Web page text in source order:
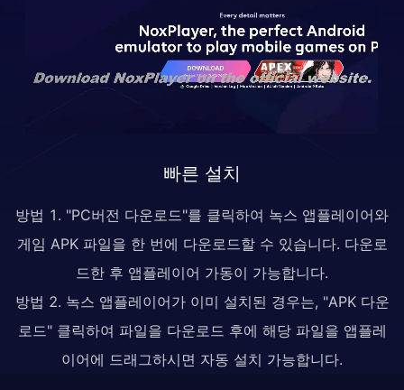
빠른 설치
방법 1. "PC버전 다운로드"를 클릭하여 녹스 앱플레이어와
게임 APK 파일을 한 번에 다운로드할 수 있습니다. 다운로
드한 후 앱플레이어 가동이 가능합니다.
방법 2. 녹스 앱플레이어가 이미 설치된 경우는, "APK 다운
로드" 클릭하여 파일을 다운로드 후에 해당 파일을 앱플레
이어에 드래그하시면 자동 설치 가능합니다.